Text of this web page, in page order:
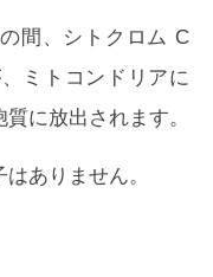
間、シトクロム C
ミトコンドリアに
に放出されます。
ありません。